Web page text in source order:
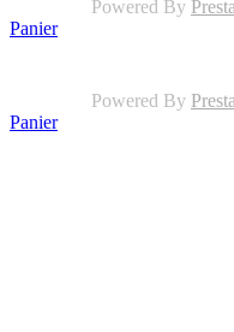
Powered By
Panier
Powered By
Panier